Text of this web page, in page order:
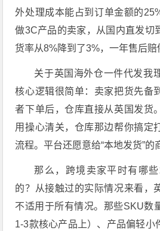
外处理成本能占到订单金额的
做3C产品的卖家，从国内直发切
货率从8%降到了3%，一年售后赔
关于英国海外仓一件代发我
核心逻辑很简单：卖家把货先备
者下单后，仓库直接从英国发货
用操心清关，仓库那边帮你搞定
流程。平台还愿意给“本地发货”的
那么，跨境卖家平时有哪
的？从接触过的实际情况来看，
不适用于所有情况。那些SKU数
1-3款核心产品上）、产品偏轻小